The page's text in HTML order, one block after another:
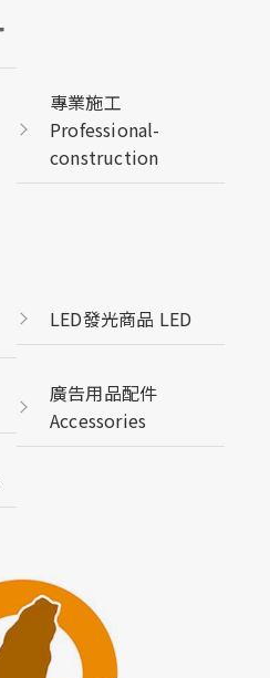
專業施工
Professional-
construction
LED發光商品 LED
廣告用品配件
Accessories